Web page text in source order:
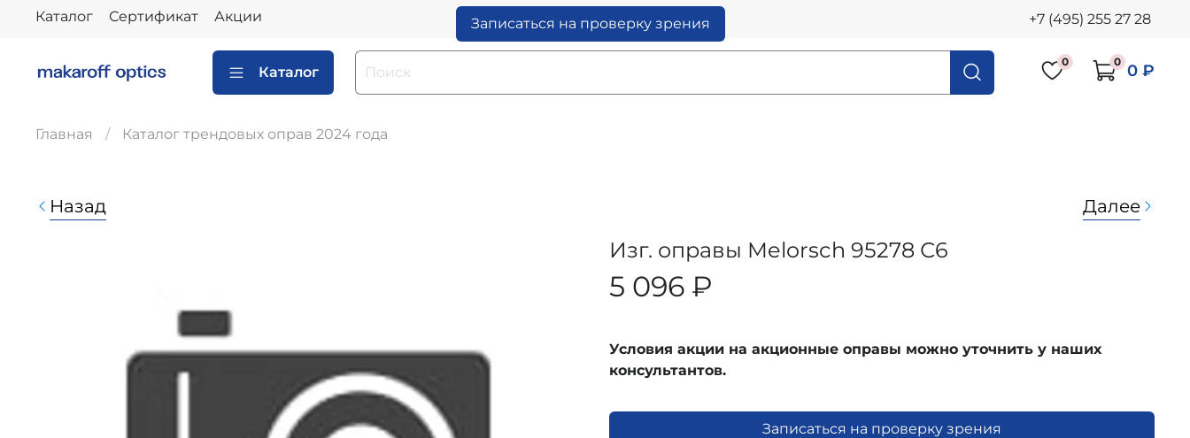
Каталог Сертификат Акции Записаться на проверку зрения +7 (495) 255 27 28
Каталог
0 0 0 ₽
Главная Каталог трендовых оправ 2024 года
Назад Далее
Изг. оправы Melorsch 95278 С6
5 096 ₽
Условия акции на акционные оправы можно уточнить у наших
консультантов.
Записаться на проверку зрения